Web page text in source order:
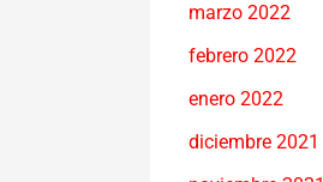
marzo 2022
febrero 2022
enero 2022
diciembre 2021